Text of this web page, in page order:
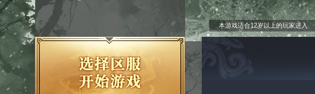
本游戏适合12岁以上的玩家进入